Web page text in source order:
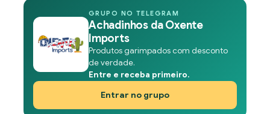
GRUPO NO TELEGRAM
Achadinhos da Oxente
Imports
Produtos garimpados com desconto
de verdade.
Entre e receba primeiro.
Entrar no grupo